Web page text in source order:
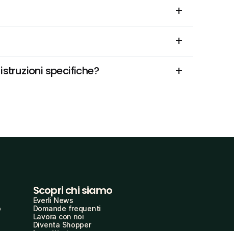
specifiche?
Scopri chi siamo
Everli News
Domande frequenti
Lavora con noi
Diventa Shopper